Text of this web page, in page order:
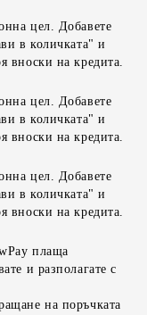
цел. Добавете
в количката" и
вноски на кредита.
цел. Добавете
в количката" и
вноски на кредита.
цел. Добавете
в количката" и
вноски на кредита.
плаща
и разполагате с
на поръчката